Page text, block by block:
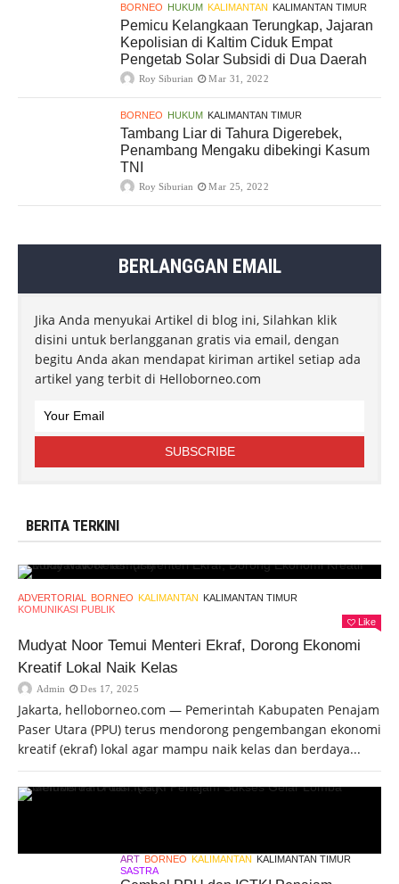
BORNEO HUKUM KALIMANTAN KALIMANTAN TIMUR
Pemicu Kelangkaan Terungkap, Jajaran
Kepolisian di Kaltim Ciduk Empat
Pengetab Solar Subsidi di Dua Daerah
Roy Siburian Mar 31, 2022
BORNEO HUKUM KALIMANTAN TIMUR
Tambang Liar di Tahura Digerebek,
Penambang Mengaku dibekingi Kasum
TNI
Roy Siburian Mar 25, 2022
BERLANGGAN EMAIL
Jika Anda menyukai Artikel di blog ini, Silahkan klik
disini untuk berlangganan gratis via email, dengan
begitu Anda akan mendapat kiriman artikel setiap ada
artikel yang terbit di Helloborneo.com
BERITA TERKINI
ADVERTORIAL BORNEO KALIMANTAN KALIMANTAN TIMUR
KOMUNIKASI PUBLIK
Like
Mudyat Noor Temui Menteri Ekraf, Dorong Ekonomi
Kreatif Lokal Naik Kelas
Admin Des 17, 2025
Jakarta, helloborneo.com — Pemerintah Kabupaten Penajam
Paser Utara (PPU) terus mendorong pengembangan ekonomi
kreatif (ekraf) lokal agar mampu naik kelas dan berdaya...
ART BORNEO KALIMANTAN KALIMANTAN TIMUR
SASTRA